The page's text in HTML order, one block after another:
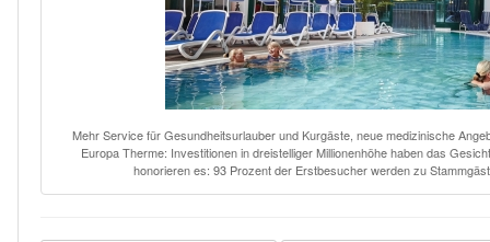
Mehr Service für Gesundheitsurlauber und Kurgäste, neue medizinische
Europa Therme: Investitionen in dreistelliger Millionenhöhe haben das
honorieren es: 93 Prozent der Erstbesucher werden zu